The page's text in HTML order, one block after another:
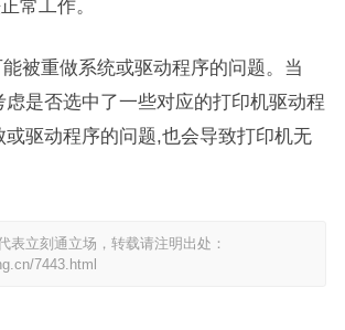
常工作。
被重做系统或驱动程序的问题。当
是否选中了一些对应的打印机驱动程
或驱动程序的问题,也会导致打印机无
表立刻通立场，转载请注明出处：
7443.html